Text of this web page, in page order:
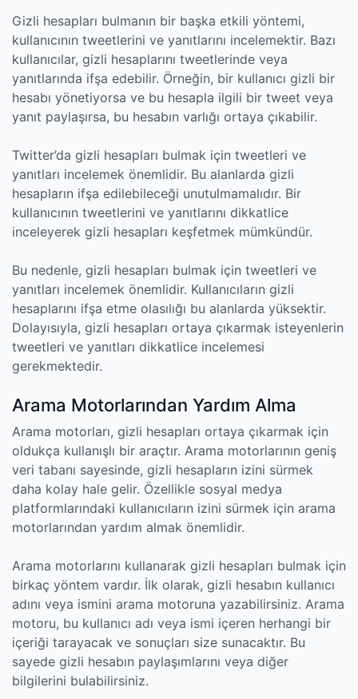
Gizli hesapları bulmanın bir başka etkili yöntemi,
kullanıcının tweetlerini ve yanıtlarını incelemektir. Bazı
kullanıcılar, gizli hesaplarını tweetlerinde veya
yanıtlarında ifşa edebilir. Örneğin, bir kullanıcı gizli bir
hesabı yönetiyorsa ve bu hesapla ilgili bir tweet veya
yanıt paylaşırsa, bu hesabın varlığı ortaya çıkabilir.
Twitter’da gizli hesapları bulmak için tweetleri ve
yanıtları incelemek önemlidir. Bu alanlarda gizli
hesapların ifşa edilebileceği unutulmamalıdır. Bir
kullanıcının tweetlerini ve yanıtlarını dikkatlice
inceleyerek gizli hesapları keşfetmek mümkündür.
Bu nedenle, gizli hesapları bulmak için tweetleri ve
yanıtları incelemek önemlidir. Kullanıcıların gizli
hesaplarını ifşa etme olasılığı bu alanlarda yüksektir.
Dolayısıyla, gizli hesapları ortaya çıkarmak isteyenlerin
tweetleri ve yanıtları dikkatlice incelemesi
gerekmektedir.
Arama Motorlarından Yardım Alma
Arama motorları, gizli hesapları ortaya çıkarmak için
oldukça kullanışlı bir araçtır. Arama motorlarının geniş
veri tabanı sayesinde, gizli hesapların izini sürmek
daha kolay hale gelir. Özellikle sosyal medya
platformlarındaki kullanıcıların izini sürmek için arama
motorlarından yardım almak önemlidir.
Arama motorlarını kullanarak gizli hesapları bulmak için
birkaç yöntem vardır. İlk olarak, gizli hesabın kullanıcı
adını veya ismini arama motoruna yazabilirsiniz. Arama
motoru, bu kullanıcı adı veya ismi içeren herhangi bir
içeriği tarayacak ve sonuçları size sunacaktır. Bu
sayede gizli hesabın paylaşımlarını veya diğer
bilgilerini bulabilirsiniz.